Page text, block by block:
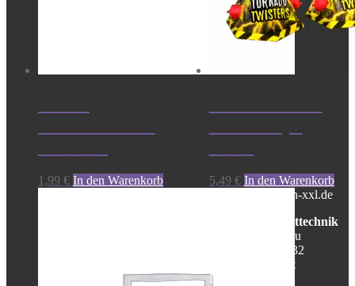
1,99 € In den Warenkorb 5,49 € In den Warenkorb
feuerwerk-kaufen-xxl.de
Pyro- und Eventtechnik
Inh. Christina Rau
Am Sonnenrain 32
71543 Wüstenrot
Deutschland